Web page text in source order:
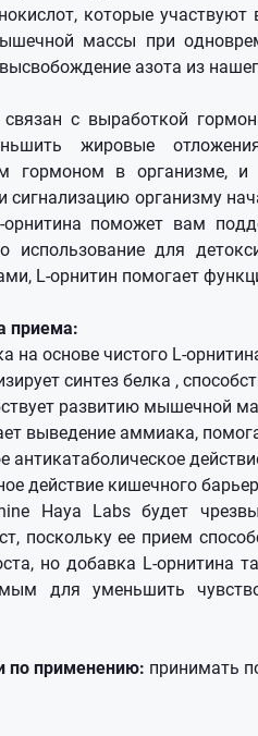
которые
массы при
азота из
связан с выработкой
жировые
гормоном в организме,
сигнализацию организму
орнитина поможет вам
использование для
L-орнитин помогает
приема:
на основе чистого L-
синтез белка ,
развитию мышечной
выведение аммиака,
антикатаболическое
действие кишечного
Haya Labs будет
поскольку ее прием
но добавка L-орнитина
для уменьшить
по применению: принимать